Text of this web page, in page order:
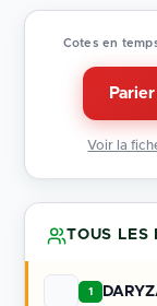
Cotes en
Voir la
TOUS LES
1